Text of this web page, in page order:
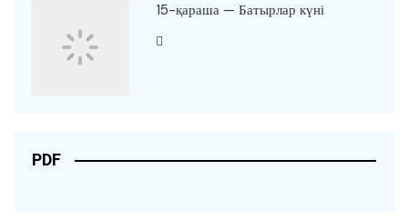
15-қараша — Батырлар күні
PDF